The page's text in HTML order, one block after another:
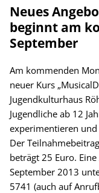
Neues
beginnt am
September
Am kommenden
neuer Kurs
Jugendkulturhaus
Jugendliche ab 12
experimentieren und
Der
beträgt 25 Euro.
September 2013
5741 (auch auf